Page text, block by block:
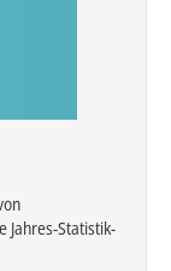
Jahres-Statistik-